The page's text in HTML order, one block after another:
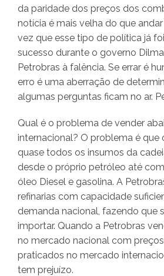
da paridade dos preços dos
notícia é mais velha do que
vez que esse tipo de política já
sucesso durante o governo
Petrobras à falência. Se errar é
erro é uma aberração de
algumas perguntas ficam no ar.
Qual é o problema de vender
internacional? O problema é que
quase todos os insumos da
desde o próprio petróleo até
óleo Diesel e gasolina. A
refinarias com capacidade
demanda nacional, fazendo que
importar. Quando a Petrobras
no mercado nacional com
praticados no mercado
tem prejuízo.